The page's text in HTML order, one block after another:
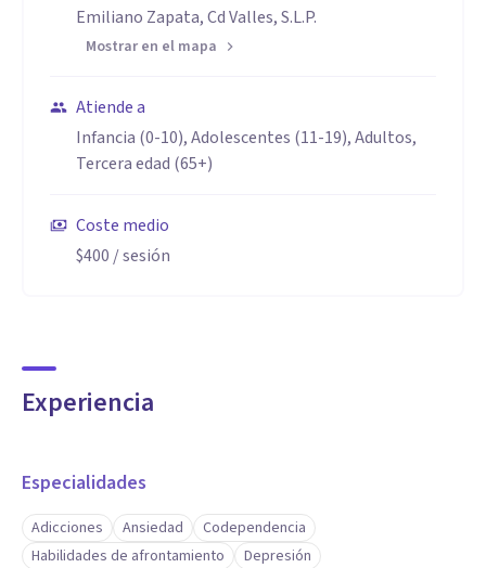
Emiliano Zapata, Cd Valles, S.L.P.
Mostrar en el mapa
Atiende a
Infancia (0-10), Adolescentes (11-19), Adultos,
Tercera edad (65+)
Coste medio
$400 / sesión
Experiencia
Especialidades
Adicciones Ansiedad
Codependencia
Habilidades de afrontamiento
Depresión